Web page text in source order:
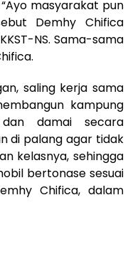
masyarakat pun
Demhy Chifica
NS. Sama-sama
saling kerja sama
kampung
damai secara
di palang agar tidak
kelasnya, sehingga
bertonase sesuai
Chifica, dalam